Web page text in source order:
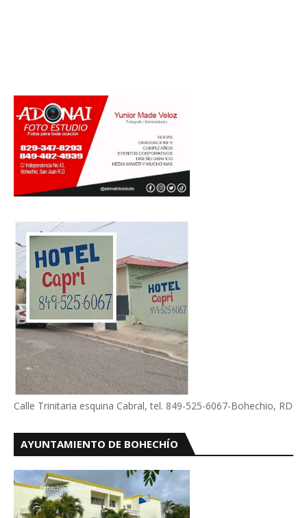
Calle Trinitaria esquina Cabral, tel. 849-525-6067-Bohechio, RD
AYUNTAMIENTO DE BOHECHÍO